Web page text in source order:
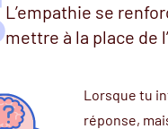
L’empathie se
mettre à la place de
Lorsque tu
réponse,